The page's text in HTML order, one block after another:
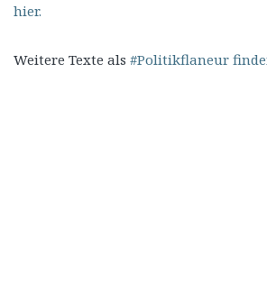
hier.
Weitere Texte als #Politikflaneur